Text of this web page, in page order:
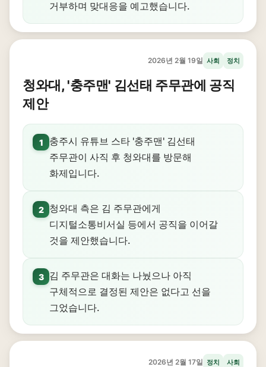
거부하며 맞대응을 예고했습니다.
2026년 2월 19일 사회 정치
청와대, '충주맨' 김선태 주무관에 공직
제안
1
충주시 유튜브 스타 '충주맨' 김선태
주무관이 사직 후 청와대를 방문해
화제입니다.
2
청와대 측은 김 주무관에게
디지털소통비서실 등에서 공직을 이어갈
것을 제안했습니다.
3
김 주무관은 대화는 나눴으나 아직
구체적으로 결정된 제안은 없다고 선을
그었습니다.
2026년 2월 17일 정치 사회